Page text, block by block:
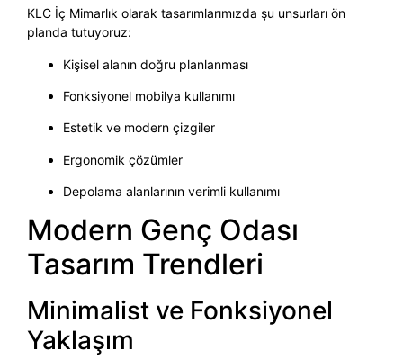
KLC İç Mimarlık olarak tasarımlarımızda şu unsurları ön
planda tutuyoruz:
Kişisel alanın doğru planlanması
Fonksiyonel mobilya kullanımı
Estetik ve modern çizgiler
Ergonomik çözümler
Depolama alanlarının verimli kullanımı
Modern Genç Odası
Tasarım Trendleri
Minimalist ve Fonksiyonel
Yaklaşım